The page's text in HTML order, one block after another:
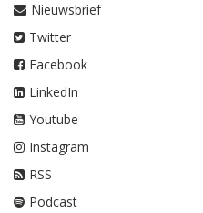
Nieuwsbrief
Twitter
Facebook
LinkedIn
Youtube
Instagram
RSS
Podcast